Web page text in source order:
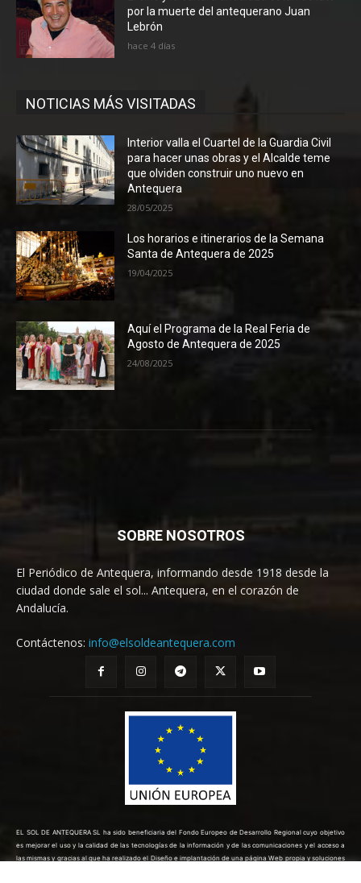
por la muerte del antequerano Juan
Lebrón
hace 4 días
NOTICIAS MÁS VISITADAS
Interior valla el Cuartel de la Guardia Civil
para hacer unas obras y el Alcalde teme
que olviden construir uno nuevo en
Antequera
28/05/2025
Los horarios e itinerarios de la Semana
Santa de Antequera de 2025
19/04/2025
Aquí el Programa de la Real Feria de
Agosto de Antequera de 2025
24/08/2025
SOBRE NOSOTROS
El Periódico de Antequera, informando desde 1918 desde la
ciudad donde sale el sol... Antequera, en el corazón de
Andalucía.
Contáctenos: info@elsoldeantequera.com
EL SOL DE ANTEQUERA SL ha sido beneficiaria del Fondo Europeo de Desarrollo Regional cuyo objetivo
es mejorar el uso y la calidad de las tecnologías de la información y de las comunicaciones y el acceso a
las mismas y gracias al que ha realizado el Diseño e implantación de una página Web propia y soluciones